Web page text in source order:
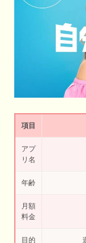
項目
アプ
リ名
年齢
月額
料金
目的